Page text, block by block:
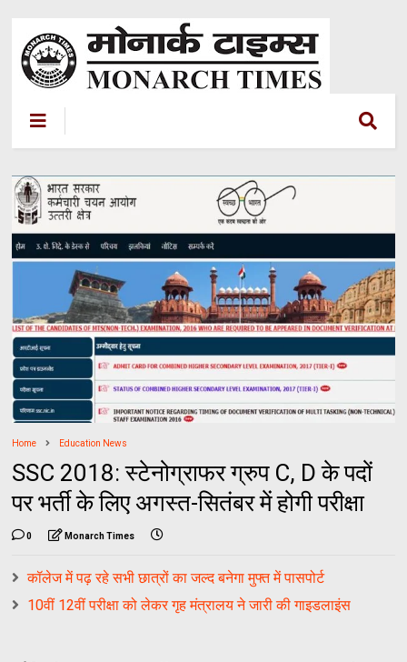
Home Education News
SSC 2018: स्टेनोग्राफर ग्रुप C, D के पदों
पर भर्ती के लिए अगस्त-सितंबर में होगी परीक्षा
0 Monarch Times
कॉलेज में पढ़ रहे सभी छात्रों का जल्द बनेगा मुफ्त में पासपोर्ट
10वीं 12वीं परीक्षा को लेकर गृह मंत्रालय ने जारी की गाइडलाइंस